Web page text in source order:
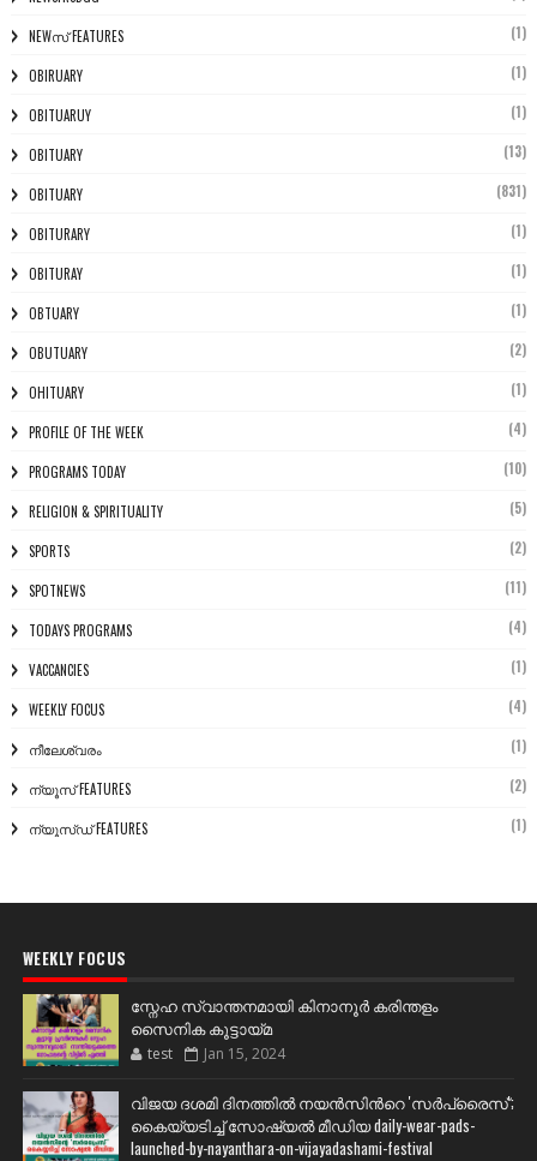
NEWസ് FEATURES (1)
OBIRUARY (1)
OBITUARUY (1)
OBITUARY (13)
OBITUARY (831)
OBITURARY (1)
OBITURAY (1)
OBTUARY (1)
OBUTUARY (2)
OHITUARY (1)
PROFILE OF THE WEEK (4)
PROGRAMS TODAY (10)
RELIGION & SPIRITUALITY (5)
SPORTS (2)
SPOTNEWS (11)
TODAYS PROGRAMS (4)
VACCANCIES (1)
WEEKLY FOCUS (4)
നീലേശ്വരം (1)
ന്യൂസ് FEATURES (2)
ന്യൂസ്ഡ് FEATURES (1)
WEEKLY FOCUS
സ്നേഹ സ്വാന്തനമായി കിനാനൂർ കരിന്തളം
സൈനിക കൂട്ടായ്മ
test Jan 15, 2024
വിജയ ദശമി ദിനത്തില്‍ നയന്‍സിന്‍റെ 'സര്‍പ്രൈസ്';
കൈയ്യടിച്ച് സോഷ്യല്‍ മീഡിയ daily-wear-pads-
launched-by-nayanthara-on-vijayadashami-festival